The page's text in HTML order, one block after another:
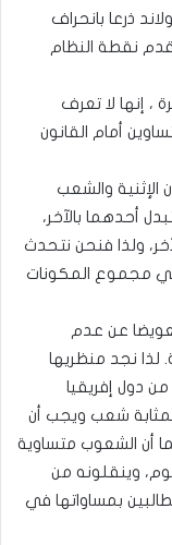
ذرعا بانحراف
نقطة النظام
، إنها لا تعرف
أمام القانون
والشعب
أحدهما بالآخر،
ولذا فنحن نتحدث
مجموع المكونات
عن عدم
لذا نجد منظريها
دول إفريقيا
بمثابة شعب ويجب أن
أن الشعوب متساوية
وينقلونه من
بمساواتها في